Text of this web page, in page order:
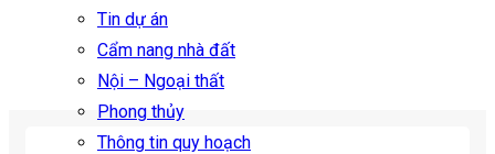
Tin dự án
Cẩm nang nhà đất
Nội – Ngoại thất
Phong thủy
Thông tin quy hoạch